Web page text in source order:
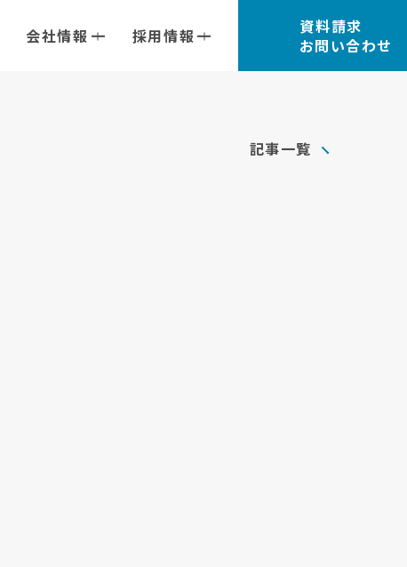
会社情報 採用情報
資料請求
お問い合わせ
記事一覧